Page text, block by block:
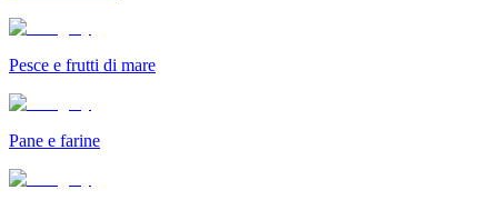
Pesce e frutti di mare
Pane e farine